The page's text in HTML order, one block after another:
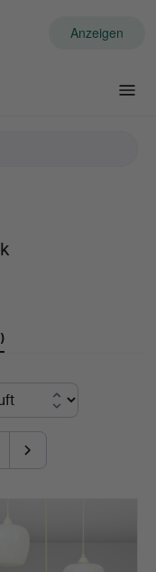
Anzeigen